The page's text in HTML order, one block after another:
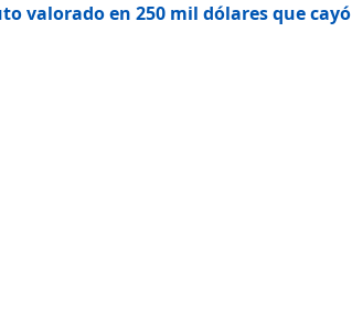
valorado en 250 mil dólares que cayó